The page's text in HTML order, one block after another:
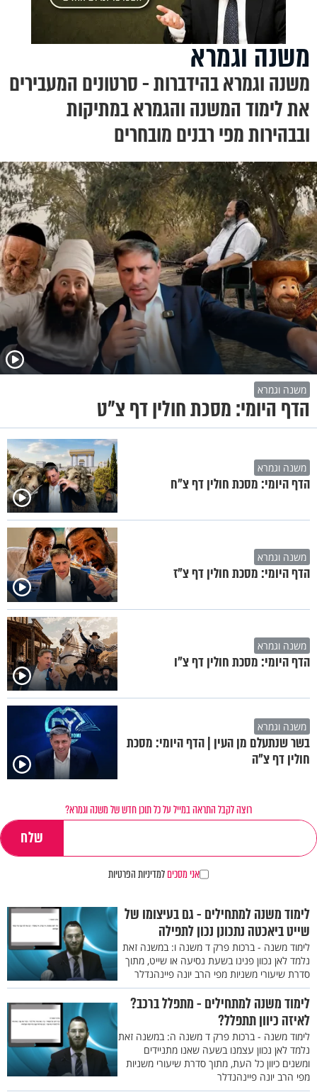
משנה וגמרא
משנה וגמרא בהידברות - סרטונים המעבירים
את לימוד המשנה והגמרא במתיקות
ובבהירות מפי רבנים מובחרים
משנה וגמרא
הדף היומי: מסכת חולין דף צ"ט
משנה וגמרא
הדף היומי: מסכת חולין דף צ"ח
משנה וגמרא
הדף היומי: מסכת חולין דף צ"ז
משנה וגמרא
הדף היומי: מסכת חולין דף צ"ו
משנה וגמרא
בשר שנתעלם מן העין | הדף היומי: מסכת
חולין דף צ"ה
רוצה לקבל התראה במייל על כל תוכן חדש של משנה וגמרא?
אני מסכיםלמדיניות הפרטיות
לימוד משנה למתחילים - גם בעיצומו של
שייט ביאכטה נתכונן נכון לתפילה
לימוד משנה - ברכות פרק ד משנה ו: במשנה זאת
נלמד לאן נכוון פנינו בשעת נסיעה או שייט, מתוך
סדרת שיעורי משניות מפי הרב יונה פיינהנדלר
לימוד משנה למתחילים - מתפלל ברכב?
לאיזה כיוון תתפלל?
לימוד משנה - ברכות פרק ד משנה ה: במשנה זאת
נלמד לאן נכוון עצמנו בשעה שאנו מתניידים
ומשנים כיוון כל העת, מתוך סדרת שיעורי משניות
מפי הרב יונה פיינהנדלר